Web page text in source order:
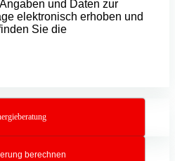
und Daten zur
elektronisch erhoben und
Sie die
berechnen